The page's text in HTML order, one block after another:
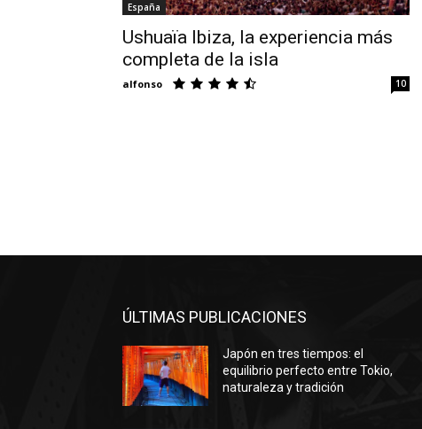
España
Ushuaïa Ibiza, la experiencia más
completa de la isla
alfonso 10
ÚLTIMAS PUBLICACIONES
Japón en tres tiempos: el
equilibrio perfecto entre Tokio,
naturaleza y tradición